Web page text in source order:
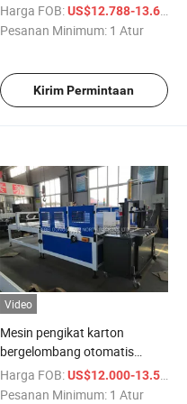
Strapping Sabuk PP Otomatis
Harga FOB: US$12.788-13.600
Pesanan Minimum: 1 Atur
Kirim Permintaan
Video
Mesin pengikat karton
bergelombang otomatis
sepenuhnya
Harga FOB: US$12.000-13.500
Pesanan Minimum: 1 Atur